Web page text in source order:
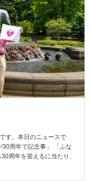
す。本日のニュースで
周年で記念事」 「ふな
周年を迎えるに当たり、